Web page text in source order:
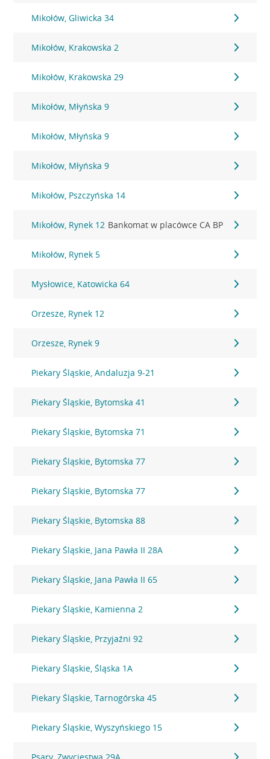
Mikołów, Gliwicka 34
Mikołów, Krakowska 2
Mikołów, Krakowska 29
Mikołów, Młyńska 9
Mikołów, Młyńska 9
Mikołów, Młyńska 9
Mikołów, Pszczyńska 14
Mikołów, Rynek 12 Bankomat w placówce CA BP
Mikołów, Rynek 5
Mysłowice, Katowicka 64
Orzesze, Rynek 12
Orzesze, Rynek 9
Piekary Śląskie, Andaluzja 9-21
Piekary Śląskie, Bytomska 41
Piekary Śląskie, Bytomska 71
Piekary Śląskie, Bytomska 77
Piekary Śląskie, Bytomska 77
Piekary Śląskie, Bytomska 88
Piekary Śląskie, Jana Pawła II 28A
Piekary Śląskie, Jana Pawła II 65
Piekary Śląskie, Kamienna 2
Piekary Śląskie, Przyjaźni 92
Piekary Śląskie, Śląska 1A
Piekary Śląskie, Tarnogórska 45
Piekary Śląskie, Wyszyńskiego 15